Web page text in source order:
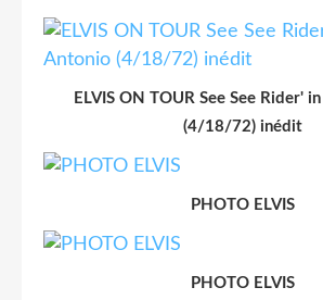
ELVIS ON TOUR See See Rider'
(4/18/72) inédit
PHOTO ELVIS
PHOTO ELVIS